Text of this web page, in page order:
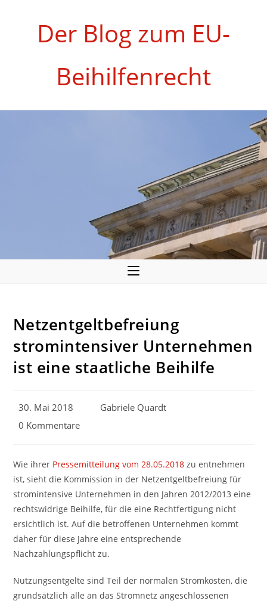
Der Blog zum EU-
Beihilfenrecht
Netzentgeltbefreiung
stromintensiver Unternehmen
ist eine staatliche Beihilfe
Beitrag
30. Mai 2018
Beitrags-
Gabriele Quardt
Beitrags-
0 Kommentare
Wie ihrer Pressemitteilung vom 28.05.2018zu entnehmen
ist, sieht die Kommission in der Netzentgeltbefreiung für
stromintensive Unternehmen in den Jahren 2012/2013 eine
rechtswidrige Beihilfe, für die eine Rechtfertigung nicht
ersichtlich ist. Auf die betroffenen Unternehmen kommt
daher für diese Jahre eine entsprechende
Nachzahlungspflicht zu.
Nutzungsentgelte sind Teil der normalen Stromkosten, die
grundsätzlich alle an das Stromnetz angeschlossenen